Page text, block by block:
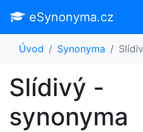
eSynonyma.cz
Úvod Synonyma
Slídivý -
synonyma